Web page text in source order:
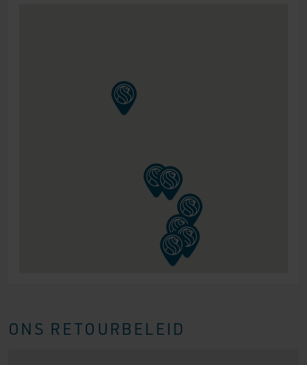
ONS RETOURBELEID